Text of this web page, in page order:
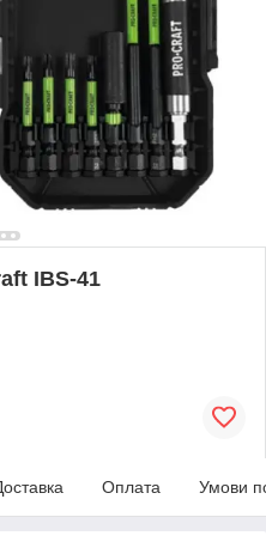
IBS-41
Оплата Умови